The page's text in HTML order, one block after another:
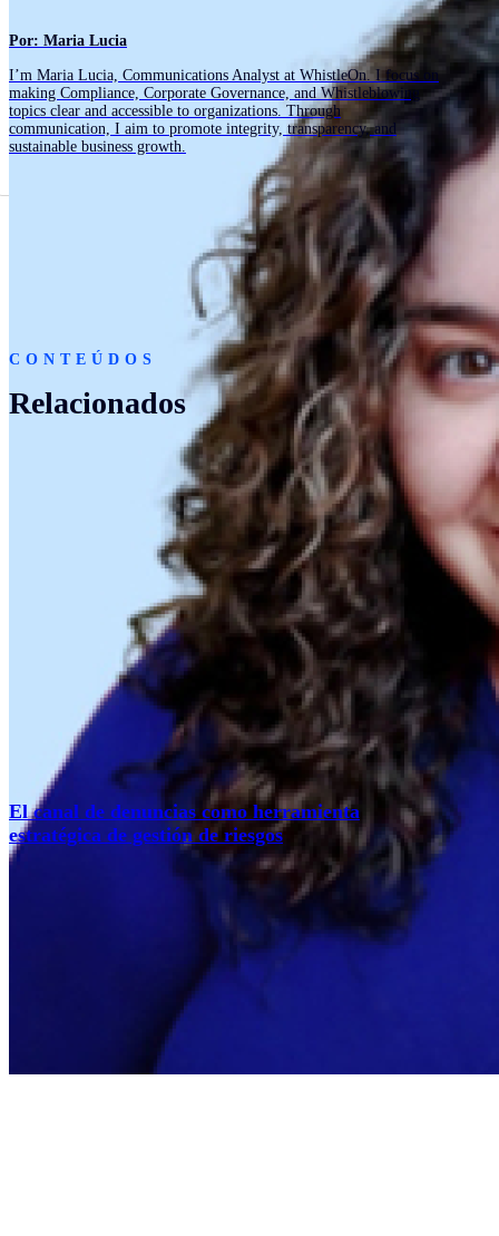
Por: Maria Lucia
I’m Maria Lucia, Communications Analyst at WhistleOn. I focus on
making Compliance, Corporate Governance, and Whistleblowing
topics clear and accessible to organizations. Through
communication, I aim to promote integrity, transparency, and
sustainable business growth.
CONTEÚDOS
Relacionados
El canal de denuncias como herramienta
estratégica de gestión de riesgos